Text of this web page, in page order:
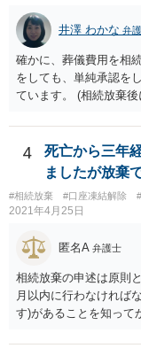
井澤 わかな 弁
確かに、葬儀費用を相
をしても、単純承認を
ています。 (相続放棄
述の手続ということだ
いということではなく
る程度の金額に留まる
に葬儀費用を支出する
ば相続財産から支出し
で、相続放棄申述が受
4
死亡から三年
ましたが放棄
#相続放棄 #口座凍結解除
2021年4月25日
匿名A 弁護士
相続放棄の申述は原則
月以内に行わなければ
す)があることを知って
したら、早急に家裁に